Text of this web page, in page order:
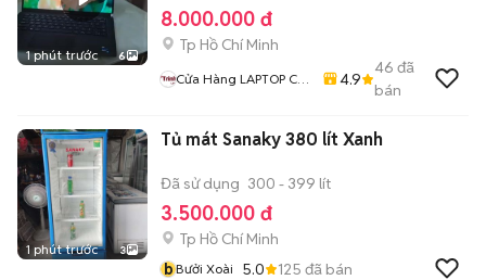
1 phút trước 6
8.000.000 đ
Tp Hồ Chí Minh
Cửa Hàng LAPTOP Cũ
4.9
46 đã
bán
1 phút trước 3
Tủ mát Sanaky 380 lít Xanh
Đã sử dụng 300 - 399 lít
3.500.000 đ
Tp Hồ Chí Minh
bBưởi Xoài 5.0 125 đã bán